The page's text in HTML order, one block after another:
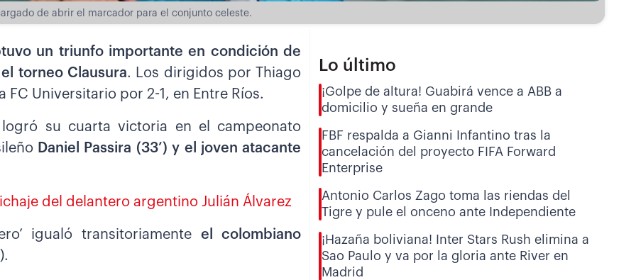
de abrir el marcador para el conjunto celeste.
un triunfo importante en condición de
torneo Clausura. Los dirigidos por Thiago
Universitario por 2-1, en Entre Ríos.
su cuarta victoria en el campeonato
Daniel Passira (33’) y el joven atacante
del delantero argentino Julián Álvarez
igualó transitoriamente el colombiano
Lo último
¡Golpe de altura! Guabirá vence a ABB a
domicilio y sueña en grande
FBF respalda a Gianni Infantino tras la
cancelación del proyecto FIFA Forward
Enterprise
Antonio Carlos Zago toma las riendas del
Tigre y pule el onceno ante Independiente
¡Hazaña boliviana! Inter Stars Rush elimina a
Sao Paulo y va por la gloria ante River en
Madrid